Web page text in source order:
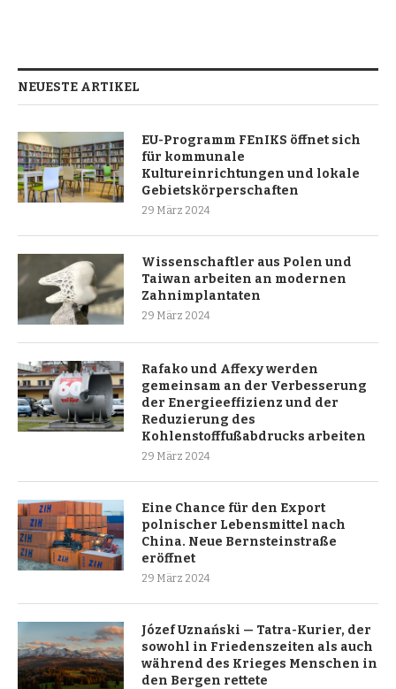
NEUESTE ARTIKEL
EU-Programm FEnIKS öffnet sich
für kommunale
Kultureinrichtungen und lokale
Gebietskörperschaften
29 März 2024
Wissenschaftler aus Polen und
Taiwan arbeiten an modernen
Zahnimplantaten
29 März 2024
Rafako und Affexy werden
gemeinsam an der Verbesserung
der Energieeffizienz und der
Reduzierung des
Kohlenstofffußabdrucks arbeiten
29 März 2024
Eine Chance für den Export
polnischer Lebensmittel nach
China. Neue Bernsteinstraße
eröffnet
29 März 2024
Józef Uznański — Tatra-Kurier, der
sowohl in Friedenszeiten als auch
während des Krieges Menschen in
den Bergen rettete